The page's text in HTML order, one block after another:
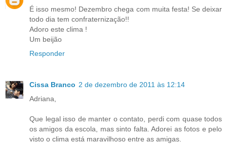
É isso mesmo! Dezembro chega com muita festa! Se deixar
todo dia tem confraternização!!
Adoro este clima !
Um beijão
Responder
Cissa Branco 2 de dezembro de 2011 às 12:14
Adriana,
Que legal isso de manter o contato, perdi com quase todos
os amigos da escola, mas sinto falta. Adorei as fotos e pelo
visto o clima está maravilhoso entre as amigas.